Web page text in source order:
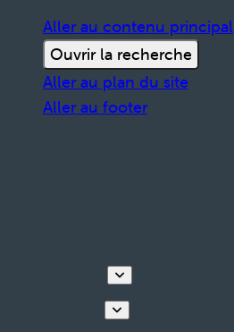
Aller au contenu principal
Ouvrir la recherche
Aller au plan du site
Aller au footer